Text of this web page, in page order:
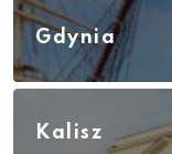
Gdynia
Kalisz